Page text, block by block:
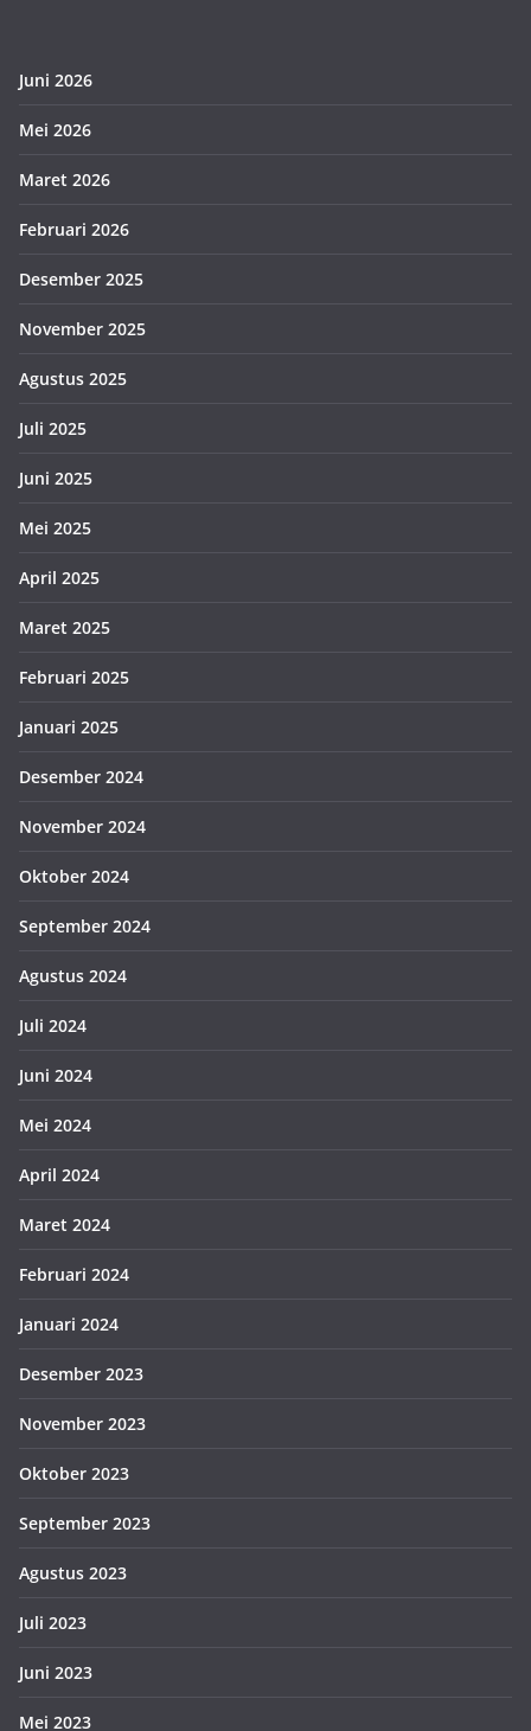
Juni 2026
Mei 2026
Maret 2026
Februari 2026
Desember 2025
November 2025
Agustus 2025
Juli 2025
Juni 2025
Mei 2025
April 2025
Maret 2025
Februari 2025
Januari 2025
Desember 2024
November 2024
Oktober 2024
September 2024
Agustus 2024
Juli 2024
Juni 2024
Mei 2024
April 2024
Maret 2024
Februari 2024
Januari 2024
Desember 2023
November 2023
Oktober 2023
September 2023
Agustus 2023
Juli 2023
Juni 2023
Mei 2023